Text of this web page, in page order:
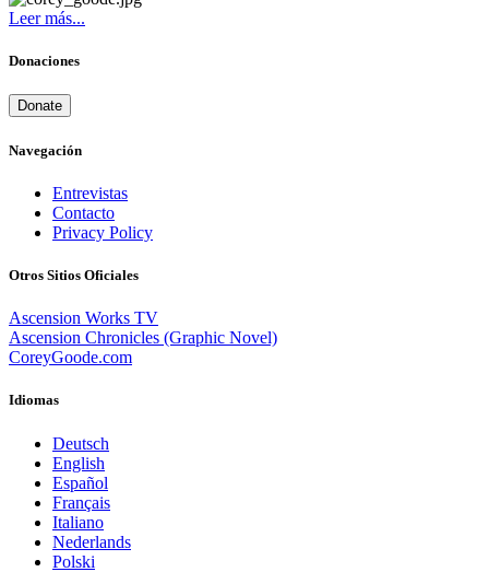
Leer más...
Donaciones
Donate
Navegación
Entrevistas
Contacto
Privacy Policy
Otros Sitios Oficiales
Ascension Works TV
Ascension Chronicles (Graphic Novel)
CoreyGoode.com
Idiomas
Deutsch
English
Español
Français
Italiano
Nederlands
Polski